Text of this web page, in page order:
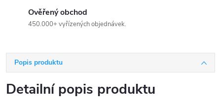
Ověřený obchod
450.000+ vyřízených objednávek.
Popis produktu
Detailní popis produktu